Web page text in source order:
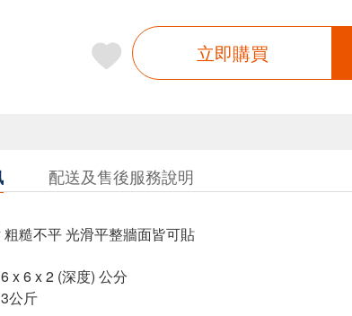
立即購買
配送及售後服務說明
粗糙不平 光滑平整牆面皆可貼
x 6 x 2 (深度) 公分
公斤